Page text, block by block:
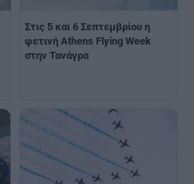
Στις 5 και 6 Σεπτεμβρίου η
φετινή Athens Flying Week
στην Τανάγρα